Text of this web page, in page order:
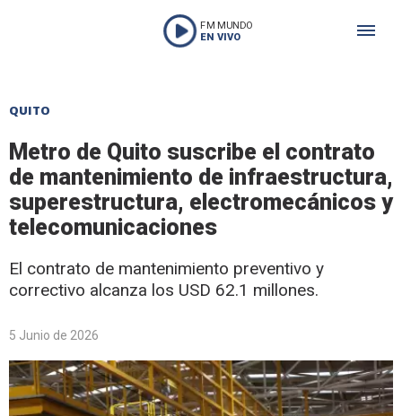
FM MUNDO
EN VIVO
QUITO
Metro de Quito suscribe el contrato
de mantenimiento de infraestructura,
superestructura, electromecánicos y
telecomunicaciones
El contrato de mantenimiento preventivo y
correctivo alcanza los USD 62.1 millones.
5 Junio de 2026